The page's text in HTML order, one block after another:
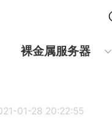
裸金属服务器
01-28 20:22:55